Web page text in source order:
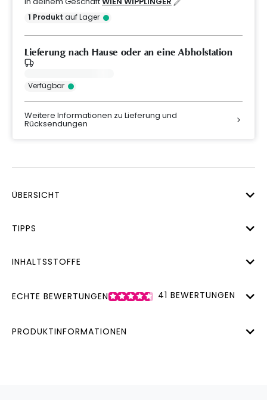
1 Produkt auf Lager
Lieferung nach Hause oder an eine Abholstation
Verfügbar
Weitere Informationen zu Lieferung und
Rücksendungen
ÜBERSICHT
TIPPS
INHALTSSTOFFE
ECHTE BEWERTUNGEN 41 BEWERTUNGEN
PRODUKTINFORMATIONEN